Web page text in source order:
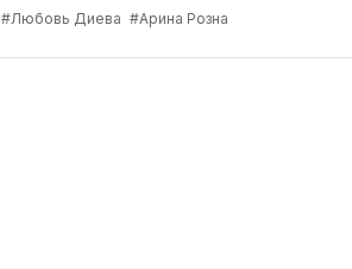
#Любовь Диева #Арина Розна